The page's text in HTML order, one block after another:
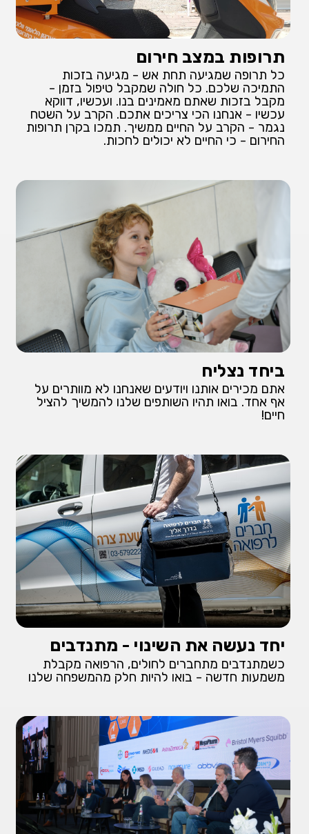
תרופות במצב חירום
כל תרופה שמגיעה תחת אש - מגיעה בזכות
התמיכה שלכם. כל חולה שמקבל טיפול בזמן -
מקבל בזכות שאתם מאמינים בנו. ועכשיו, דווקא
עכשיו - אנחנו הכי צריכים אתכם. הקרב על השטח
נגמר - הקרב על החיים ממשיך. תמכו בקרן תרופות
החירום - כי החיים לא יכולים לחכות.
ביחד נצליח
אתם מכירים אותנו ויודעים שאנחנו לא מוותרים על
אף אחד. בואו תהיו השותפים שלנו להמשיך להציל
חיים!
יחד נעשה את השינוי - מתנדבים
כשמתנדבים מתחברים לחולים, הרפואה מקבלת
משמעות חדשה - בואו להיות חלק מהמשפחה שלנו